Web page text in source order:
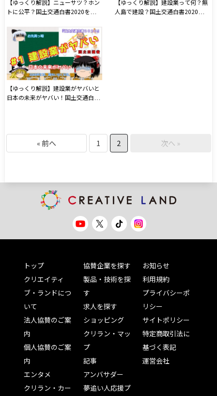
【ゆっくり解説】ニューサツ？ホン
トに公平？国土交通白書2020を超か
【ゆっくり解説】建設業って何？無
人島で建設？国土交通白書2020を超
【ゆっくり解説】建設業がヤバいと
日本の未来がヤバい！国土交通白書
« 前へ 1 2 次へ »
トップ
クリエイティ
ブ・ランドにつ
いて
法人協賛のご案
内
個人協賛のご案
内
エンタメ
クリラン・カー
協賛企業を探す
製品・技術を探
す
求人を探す
ショッピング
クリラン・マッ
プ
記事
アンバサダー
夢追い人応援プ
お知らせ
利用規約
プライバシーポ
リシー
サイトポリシー
特定商取引法に
基づく表記
運営会社